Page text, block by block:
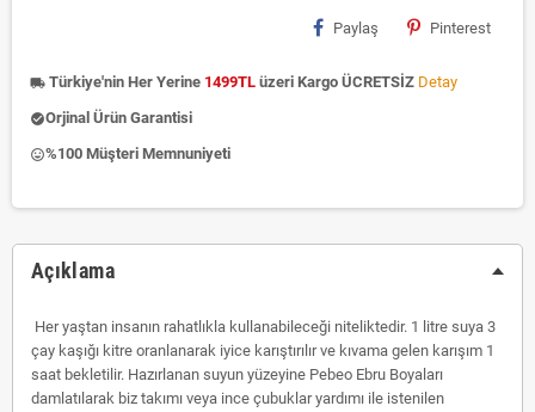
Paylaş Pinterest
local_shipping Türkiye'nin Her Yerine 1499TL üzeri Kargo ÜCRETSİZ Detay
check_circleOrjinal Ürün Garantisi
insert_emoticon%100 Müşteri Memnuniyeti
Açıklama
Her yaştan insanın rahatlıkla kullanabileceği niteliktedir. 1 litre suya 3
çay kaşığı kitre oranlanarak iyice karıştırılır ve kıvama gelen karışım 1
saat bekletilir. Hazırlanan suyun yüzeyine Pebeo Ebru Boyaları
damlatılarak biz takımı veya ince çubuklar yardımı ile istenilen